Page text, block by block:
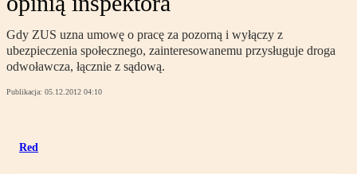
Gdy ZUS uzna umowę o pracę za pozorną i wyłączy z
ubezpieczenia społecznego, zainteresowanemu przysługuje droga
odwoławcza, łącznie z sądową.
Publikacja: 05.12.2012 04:10
Red